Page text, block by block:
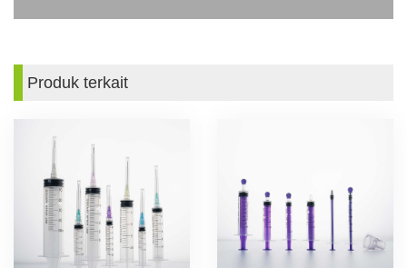
Produk terkait